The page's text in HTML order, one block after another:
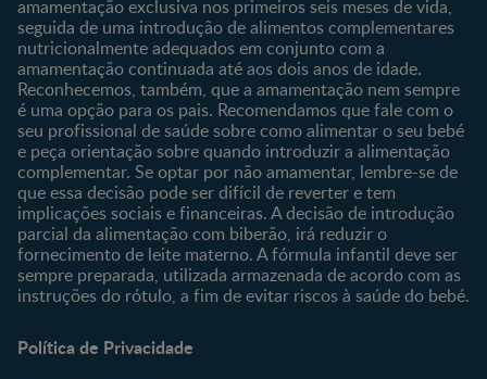
amamentação exclusiva nos primeiros seis meses de vida,
seguida de uma introdução de alimentos complementares
nutricionalmente adequados em conjunto com a
amamentação continuada até aos dois anos de idade.
Reconhecemos, também, que a amamentação nem sempre
é uma opção para os pais. Recomendamos que fale com o
seu profissional de saúde sobre como alimentar o seu bebé
e peça orientação sobre quando introduzir a alimentação
complementar. Se optar por não amamentar, lembre-se de
que essa decisão pode ser difícil de reverter e tem
implicações sociais e financeiras. A decisão de introdução
parcial da alimentação com biberão, irá reduzir o
fornecimento de leite materno. A fórmula infantil deve ser
sempre preparada, utilizada armazenada de acordo com as
instruções do rótulo, a fim de evitar riscos à saúde do bebé.
Política de Privacidade